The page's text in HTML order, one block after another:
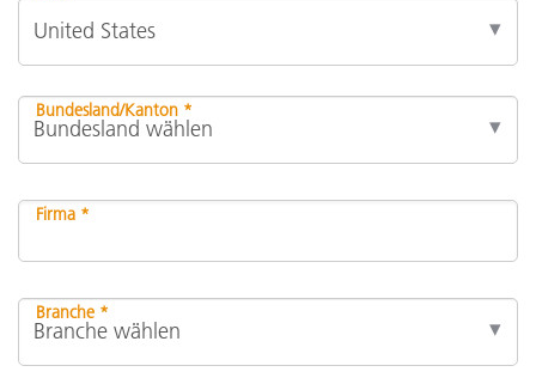
Bundesland/Kanton *
Firma *
Branche *